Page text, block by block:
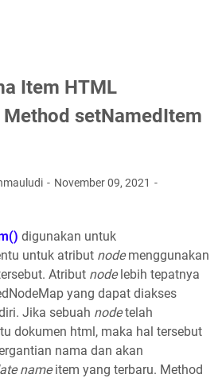
Item HTML
setNamedItem
November 09, 2021
digunakan untuk
untuk atribut nodemenggunakan
Atribut nodelebih tepatnya
yang dapat diakses
Jika sebuah nodetelah
dokumen html, maka hal tersebut
nama dan akan
nameitem yang terbaru. Method